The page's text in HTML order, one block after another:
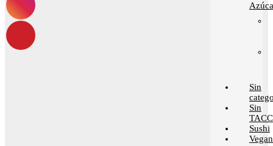
Sin
Sin
TACC
Sushi